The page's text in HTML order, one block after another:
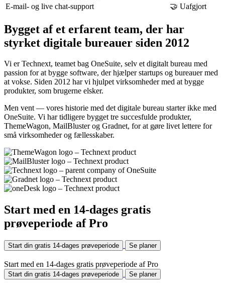
E-mail- og live chat-support
🤝 Uafgjort
Bygget af et erfarent team, der har
styrket digitale bureauer siden 2012
Vi er Technext, teamet bag OneSuite, selv et digitalt bureau med
passion for at bygge software, der hjælper startups og bureauer med
at vokse. Siden 2012 har vi hjulpet virksomheder med at bygge
produkter, som brugerne elsker.
Men vent — vores historie med det digitale bureau starter ikke med
OneSuite. Vi har tidligere bygget tre succesfulde produkter,
ThemeWagon, MailBluster og Gradnet, for at gøre livet lettere for
små virksomheder og fællesskaber.
Start med en 14-dages gratis
prøveperiode af Pro
Start din gratis 14-dages prøveperiode Se planer
Start med en 14-dages gratis prøveperiode af Pro
Start din gratis 14-dages prøveperiode Se planer